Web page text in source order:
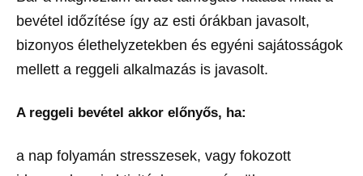
bevétel időzítése így az esti órákban javasolt,
bizonyos élethelyzetekben és egyéni sajátosságok
mellett a reggeli alkalmazás is javasolt.
A reggeli bevétel akkor előnyős, ha:
a nap folyamán stresszesek, vagy fokozott